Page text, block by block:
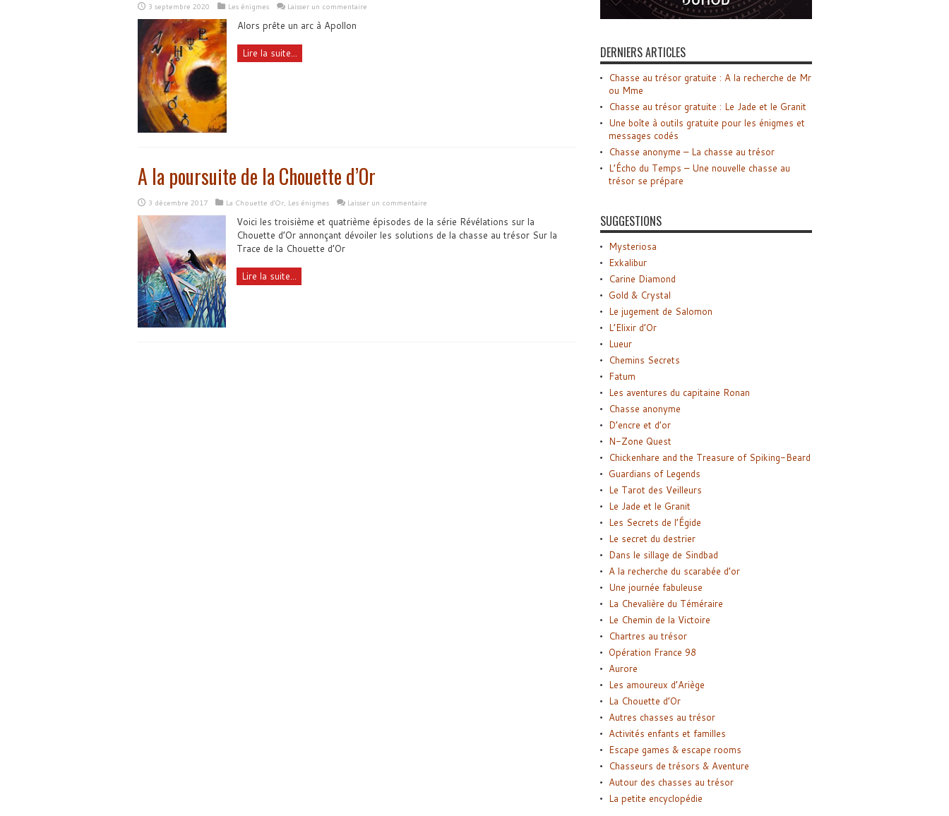
3 septembre 2020 Les énigmes Laisser un commentaire
Alors prête un arc à Apollon
Lire la suite...
A la poursuite de la Chouette d’Or
3 décembre 2017 La Chouette d'Or, Les énigmes Laisser un commentaire
Voici les troisième et quatrième épisodes de la série Révélations sur la
Chouette d’Or annonçant dévoiler les solutions de la chasse au trésor Sur la
Trace de la Chouette d’Or
Lire la suite...
DERNIERS ARTICLES
Chasse au trésor gratuite : A la recherche de Mr
ou Mme
Chasse au trésor gratuite : Le Jade et le Granit
Une boîte à outils gratuite pour les énigmes et
messages codés
Chasse anonyme – La chasse au trésor
L’Écho du Temps – Une nouvelle chasse au
trésor se prépare
SUGGESTIONS
Mysteriosa
Exkalibur
Carine Diamond
Gold & Crystal
Le jugement de Salomon
L’Elixir d’Or
Lueur
Chemins Secrets
Fatum
Les aventures du capitaine Ronan
Chasse anonyme
D’encre et d’or
N-Zone Quest
Chickenhare and the Treasure of Spiking-Beard
Guardians of Legends
Le Tarot des Veilleurs
Le Jade et le Granit
Les Secrets de l’Égide
Le secret du destrier
Dans le sillage de Sindbad
A la recherche du scarabée d’or
Une journée fabuleuse
La Chevalière du Téméraire
Le Chemin de la Victoire
Chartres au trésor
Opération France 98
Aurore
Les amoureux d’Ariège
La Chouette d’Or
Autres chasses au trésor
Activités enfants et familles
Escape games & escape rooms
Chasseurs de trésors & Aventure
Autour des chasses au trésor
La petite encyclopédie